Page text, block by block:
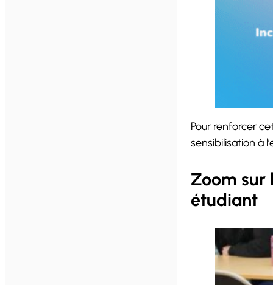
Pour renforcer
sensibilisation à
Zoom sur
étudiant